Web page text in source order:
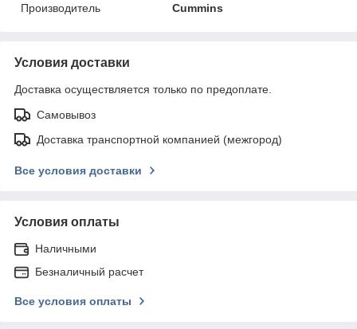
Производитель
Cummins
Условия доставки
Доставка осуществляется только по предоплате.
Самовывоз
Доставка транспортной компанией (межгород)
Все условия доставки
Условия оплаты
Наличными
Безналичный расчет
Все условия оплаты